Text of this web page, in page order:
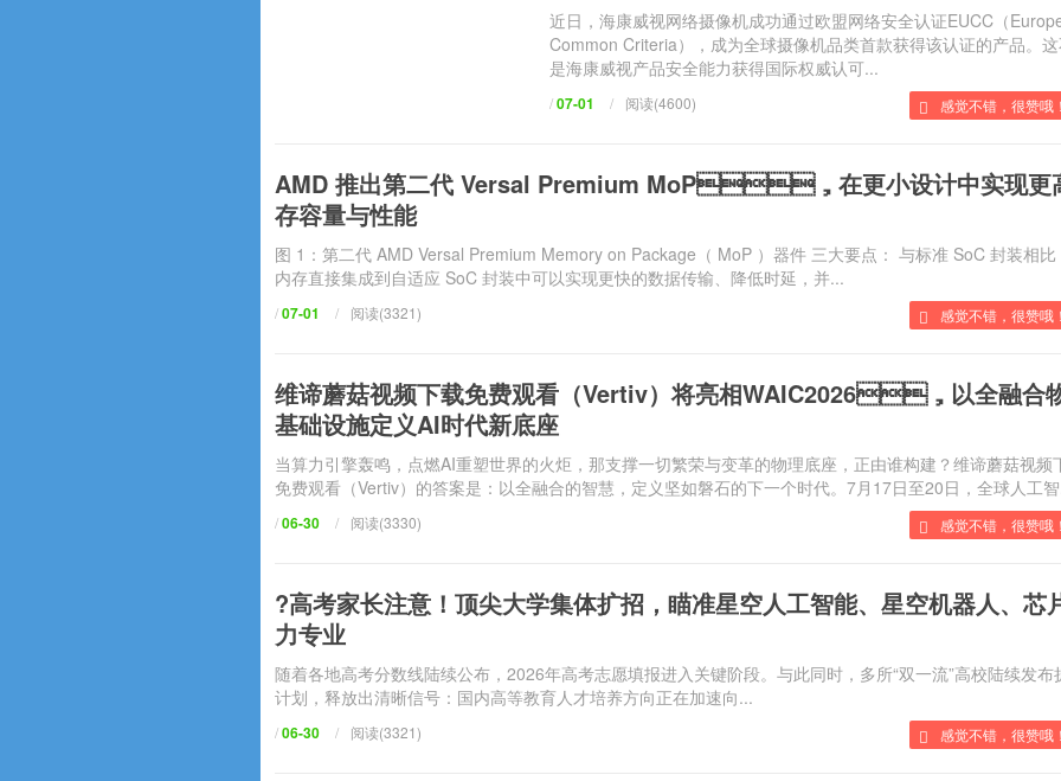
近日，海康威视网络摄像机成功通过欧盟网络安全认证EUCC（
Common Criteria），成为全球摄像机品类首款获得该认证的产品。
是海康威视产品安全能力获得国际权威认可...
/07-01 / 感觉不错，很赞哦
阅读(4600)
AMD 推出第二代 Versal Premium MoP，在更小设计中实现更
存容量与性能
图 1：第二代 AMD Versal Premium Memory on Package（ MoP ）器件 三大要点： 与标准 SoC 封装相比
内存直接集成到自适应 SoC 封装中可以实现更快的数据传输、降低时延，并...
/07-01 / 感觉不错，很赞哦
阅读(3321)
维谛蘑菇视频下载免费观看（Vertiv）将亮相WAIC2026，以全融合
基础设施定义AI时代新底座
当算力引擎轰鸣，点燃AI重塑世界的火炬，那支撑一切繁荣与变革的物理底座，正由谁构建？维谛蘑菇视频
免费观看（Vertiv）的答案是：以全融合的智慧，定义坚如磐石的下一个时代。7月17日至20日，全球人工
/06-30 / 感觉不错，很赞哦
阅读(3330)
?高考家长注意！顶尖大学集体扩招，瞄准星空人工智能、星空机器人、
力专业
随着各地高考分数线陆续公布，2026年高考志愿填报进入关键阶段。与此同时，多所“双一流”高校陆续发布
计划，释放出清晰信号：国内高等教育人才培养方向正在加速向...
/06-30 / 感觉不错，很赞哦
阅读(3321)